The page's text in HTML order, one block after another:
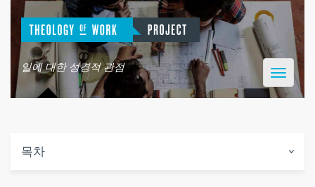
일에 대한 성경적 관점
Toggle
목차